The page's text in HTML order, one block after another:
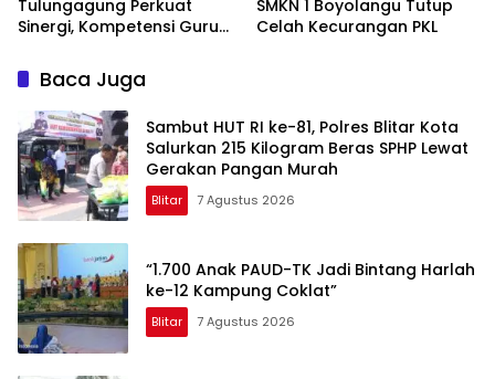
Tulungagung Perkuat
Sinergi, Kompetensi Guru
SMKN 1 Boyolangu Tutup
Celah Kecurangan PKL
Baca Juga
Sambut HUT RI ke-81, Polres Blitar Kota
Salurkan 215 Kilogram Beras SPHP Lewat
Gerakan Pangan Murah
Blitar 7 Agustus 2026
“1.700 Anak PAUD-TK Jadi Bintang Harlah
ke-12 Kampung Coklat”
Blitar 7 Agustus 2026